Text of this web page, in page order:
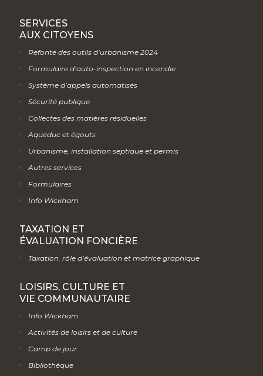
SERVICES
AUX CITOYENS
Refonte des outils d’urbanisme 2024
Formulaire d’auto-inspection en incendie
Système d’appels automatisés
Sécurité publique
Collectes des matières résiduelles
Aqueduc et égouts
Urbanisme, installation septique et permis
Autres services
Formulaires
Info Wickham
TAXATION ET
ÉVALUATION FONCIÈRE
Taxation, rôle d’évaluation et matrice graphique
LOISIRS, CULTURE ET
VIE COMMUNAUTAIRE
Info Wickham
Activités de loisirs et de culture
Camp de jour
Bibliothèque